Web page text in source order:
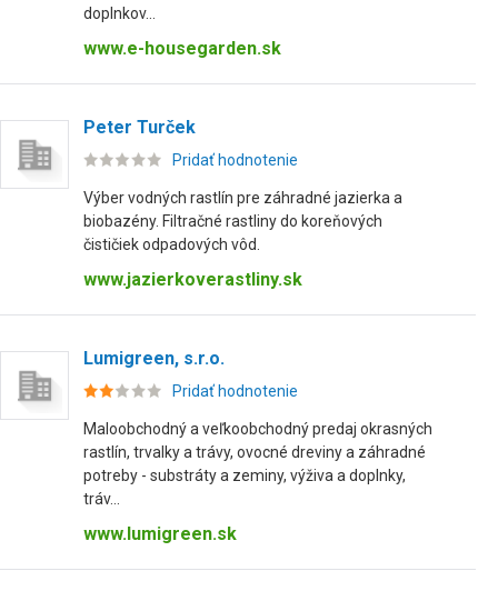
doplnkov...
www.e-housegarden.sk
Peter Turček
Pridať hodnotenie
Výber vodných rastlín pre záhradné jazierka a
biobazény. Filtračné rastliny do koreňových
čističiek odpadových vôd.
www.jazierkoverastliny.sk
Lumigreen, s.r.o.
Pridať hodnotenie
Maloobchodný a veľkoobchodný predaj okrasných
rastlín, trvalky a trávy, ovocné dreviny a záhradné
potreby - substráty a zeminy, výživa a doplnky,
tráv...
www.lumigreen.sk